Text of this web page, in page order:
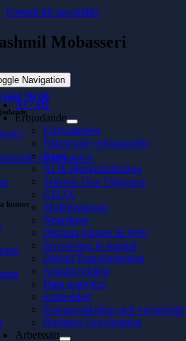
Fortsätt till innehållet
Navigation
AI / ML
Erbjudande
Erbjudanden
Paketerade erbjudanden
Case
AI & Maskininlärning
Teknisk Due Diligence
UI/UX
Molnlösningar
Nearshore
Digitala tjänster & Web
Investering & kapital
Digital Transformation
Apputveckling
Data analytics
Embedded
Kommunikation och varumärke
Business Acceleration
Arbetssätt
Mobasseri
664 39 00
erbjudanden
kontor